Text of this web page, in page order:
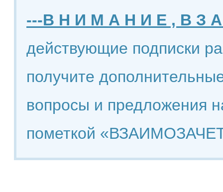
---В Н И М А Н И Е , В З
действующие подписки
получите
вопросы и предложения
пометкой